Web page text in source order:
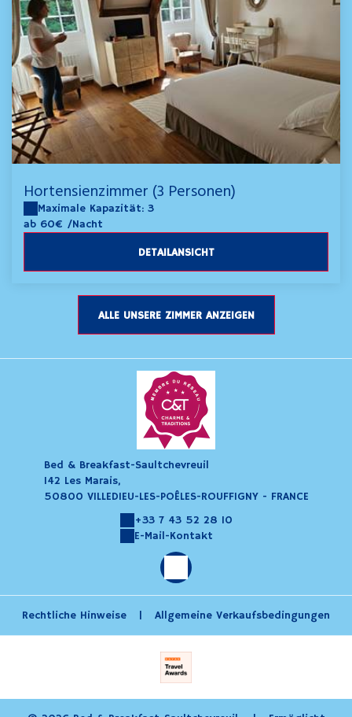
Hortensienzimmer (3 Personen)
Maximale Kapazität: 3
ab 60€ /Nacht
DETAILANSICHT
ALLE UNSERE ZIMMER ANZEIGEN
Bed & Breakfast-Saultchevreuil
142 Les Marais,
50800 VILLEDIEU-LES-POÊLES-ROUFFIGNY - FRANCE
+33 7 43 52 28 10
E-Mail-Kontakt
Rechtliche Hinweise | Allgemeine Verkaufsbedingungen